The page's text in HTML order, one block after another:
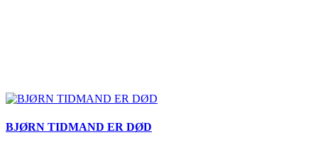
BJØRN TIDMAND ER DØD